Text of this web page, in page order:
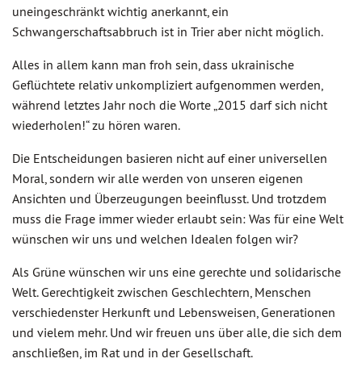
uneingeschränkt wichtig anerkannt, ein
Schwangerschaftsabbruch ist in Trier aber nicht möglich.
Alles in allem kann man froh sein, dass ukrainische
Geflüchtete relativ unkompliziert aufgenommen werden,
während letztes Jahr noch die Worte „2015 darf sich nicht
wiederholen!“ zu hören waren.
Die Entscheidungen basieren nicht auf einer universellen
Moral, sondern wir alle werden von unseren eigenen
Ansichten und Überzeugungen beeinflusst. Und trotzdem
muss die Frage immer wieder erlaubt sein: Was für eine Welt
wünschen wir uns und welchen Idealen folgen wir?
Als Grüne wünschen wir uns eine gerechte und solidarische
Welt. Gerechtigkeit zwischen Geschlechtern, Menschen
verschiedenster Herkunft und Lebensweisen, Generationen
und vielem mehr. Und wir freuen uns über alle, die sich dem
anschließen, im Rat und in der Gesellschaft.